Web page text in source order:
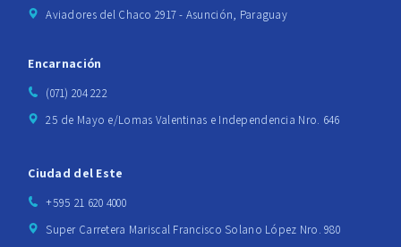
Aviadores del Chaco 2917 - Asunción, Paraguay
Encarnación
(071) 204 222
25 de Mayo e/Lomas Valentinas e Independencia Nro. 646
Ciudad del Este
+595 21 620 4000
Super Carretera Mariscal Francisco Solano López Nro. 980